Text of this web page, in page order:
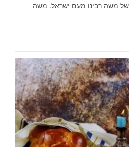
משה רבינו מעם ישראל. משה